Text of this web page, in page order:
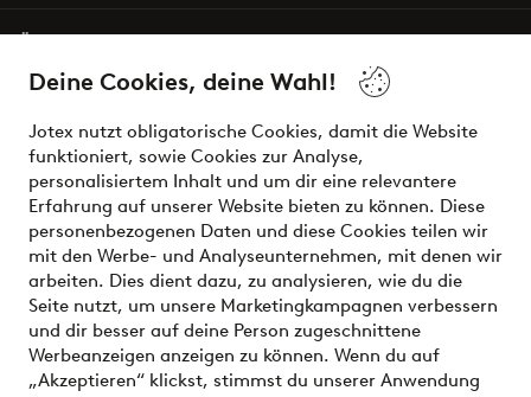
Deine Cookies, deine Wahl!
Jotex nutzt obligatorische Cookies, damit die Website
funktioniert, sowie Cookies zur Analyse,
personalisiertem Inhalt und um dir eine relevantere
Erfahrung auf unserer Website bieten zu können. Diese
personenbezogenen Daten und diese Cookies teilen wir
mit den Werbe- und Analyseunternehmen, mit denen wir
arbeiten. Dies dient dazu, zu analysieren, wie du die
Seite nutzt, um unsere Marketingkampagnen verbessern
und dir besser auf deine Person zugeschnittene
Werbeanzeigen anzeigen zu können. Wenn du auf
„Akzeptieren“ klickst, stimmst du unserer Anwendung
Bedingungen
Sichere Zahlungen - Jetzt bezahlen oder aufteilen
Möchtest du mehr über unsere
Zahlungsmöglichkeitenerfahren?